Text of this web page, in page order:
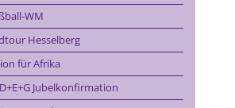
WM
Hesselberg
für Afrika
Jubelkonfirmation